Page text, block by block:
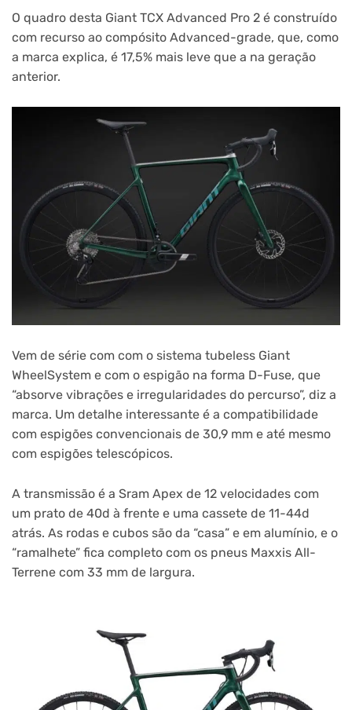
O quadro desta Giant TCX Advanced Pro 2 é construído
com recurso ao compósito Advanced-grade, que, como
a marca explica, é 17,5% mais leve que a na geração
anterior.
Vem de série com com o sistema tubeless Giant
WheelSystem e com o espigão na forma D-Fuse, que
“absorve vibrações e irregularidades do percurso”, diz a
marca. Um detalhe interessante é a compatibilidade
com espigões convencionais de 30,9 mm e até mesmo
com espigões telescópicos.
A transmissão é a Sram Apex de 12 velocidades com
um prato de 40d à frente e uma cassete de 11-44d
atrás. As rodas e cubos são da “casa” e em alumínio, e o
“ramalhete” fica completo com os pneus Maxxis All-
Terrene com 33 mm de largura.